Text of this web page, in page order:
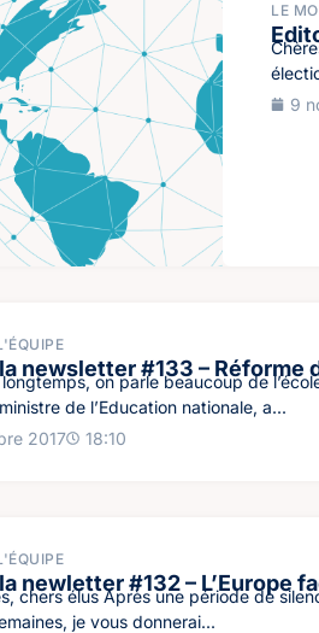
LE
9
newsletter #133 – Réforme
on parle beaucoup de
de l’Education nationale, a...
2017
18:10
newletter #132 – L’Europe
chers élus Après une période de
je vous donnerai...